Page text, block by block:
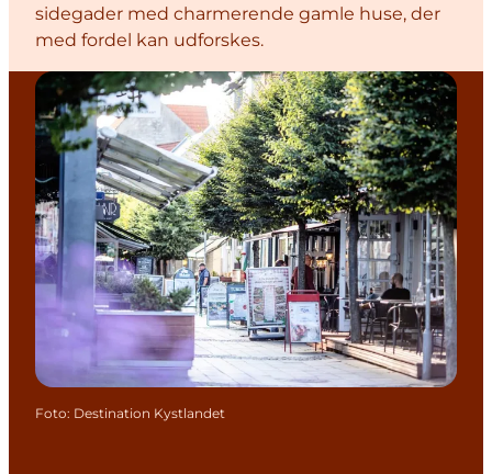
sidegader med charmerende gamle huse, der
med fordel kan udforskes.
Foto: Destination Kystlandet